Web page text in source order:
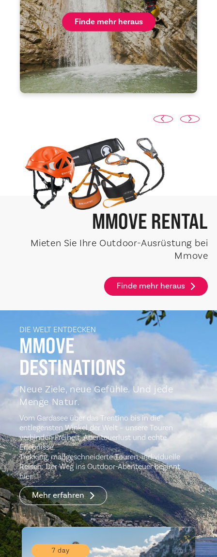
Finde mehr heraus
MMOVE RENTAL
Mieten Sie Ihre Outdoor-Ausrüstung bei
Mmove
Finde mehr heraus
DIE WELT ENTDECKEN
MMOVE
DESTINATIONS
Neue Ziele, neue Gefühle. Und jede
Menge Natur.
Vom Gardasee über das Trentino bis in die
entlegensten Winkel der Welt – unsere Touren
verbinden Freiheit, Abenteuerlust und echte
Erlebnisse.
Trekking, maßgeschneiderte Touren, individuelle
Reisen: Der Weg ins Outdoor-Abenteuer beginnt
hier.
Mehr erfahren
7 day